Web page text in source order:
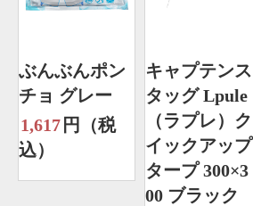
ぶんぶんポン
チョ グレー
1,617 円（税
込）
キャプテンス
タッグ Lpule
（ラプレ）ク
イックアップ
タープ 300×3
00 ブラック